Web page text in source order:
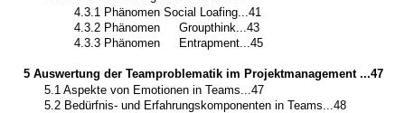
4.3.1 Phänomen Social Loafing...41
4.3.2 Phänomen
Groupthink...43
4.3.3 Phänomen
Entrapment...45
5 Auswertung der Teamproblematik im Projektmanagement ...47
5.1 Aspekte von Emotionen in Teams...47
5.2 Bedürfnis- und Erfahrungskomponenten in Teams...48